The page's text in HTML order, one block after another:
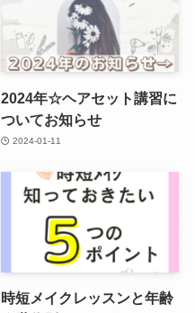
2024年☆ヘアセット講習に
ついてお知らせ
2024-01-11
時短メイクレッスンと年齢